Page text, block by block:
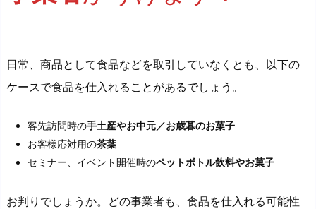
日常、商品として食品などを取引していなくとも、以下の
ケースで食品を仕入れることがあるでしょう。
客先訪問時の手土産やお中元／お歳暮のお菓子
お客様応対用の茶葉
セミナー、イベント開催時のペットボトル飲料やお菓子
お判りでしょうか。どの事業者も、食品を仕入れる可能性